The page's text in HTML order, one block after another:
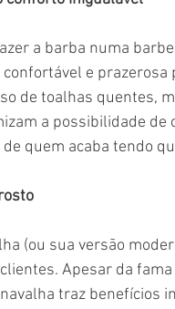
a barba numa
e
de toalhas quentes,
a possibilidade de
quem acaba tendo
(ou sua versão
Apesar da
traz benefícios